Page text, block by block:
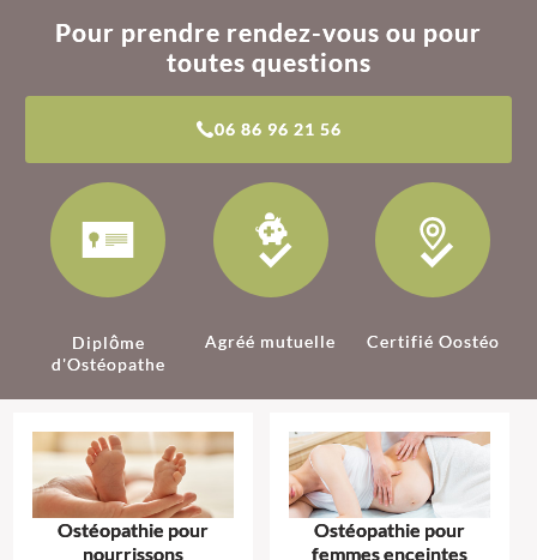
Pour prendre rendez-vous ou pour
toutes questions
06 86 96 21 56
Diplôme
d'Ostéopathe
Agréé mutuelle Certifié Oostéo
Ostéopathie pour
nourrissons
Ostéopathie pour
femmes enceintes